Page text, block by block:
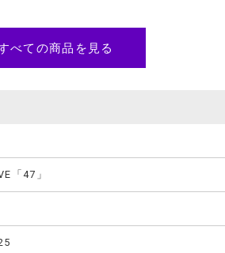
べての商品を見る
「47」